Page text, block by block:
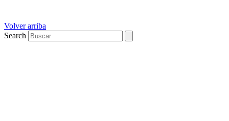
Volver arriba
Search